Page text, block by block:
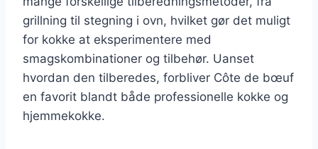
grillning til stegning i ovn, hvilket gør det muligt
for kokke at eksperimentere med
smagskombinationer og tilbehør. Uanset
hvordan den tilberedes, forbliver Côte de bœuf
en favorit blandt både professionelle kokke og
hjemmekokke.